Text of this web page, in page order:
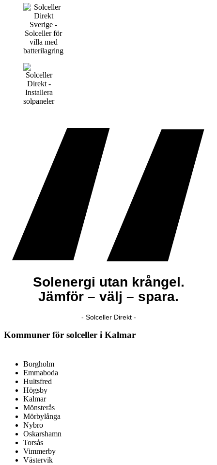
Solenergi utan krångel.
Jämför – välj – spara.
- Solceller Direkt -
Kommuner för solceller i Kalmar
Borgholm
Emmaboda
Hultsfred
Högsby
Kalmar
Mönsterås
Mörbylånga
Nybro
Oskarshamn
Torsås
Vimmerby
Västervik